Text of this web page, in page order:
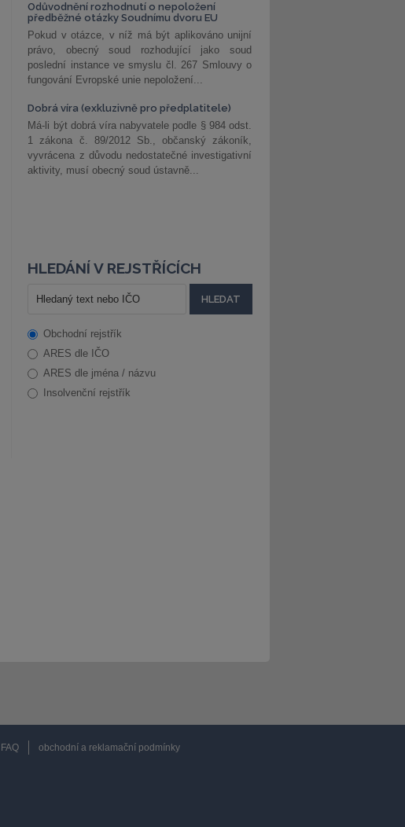
Odůvodnění rozhodnutí o nepoložení
předběžné otázky Soudnímu dvoru EU
Pokud v otázce, v níž má být aplikováno unijní
právo, obecný soud rozhodující jako soud
poslední instance ve smyslu čl. 267 Smlouvy o
fungování Evropské unie nepoložení...
Dobrá víra (exkluzivně pro předplatitele)
Má-li být dobrá víra nabyvatele podle § 984 odst.
1 zákona č. 89/2012 Sb., občanský zákoník,
vyvrácena z důvodu nedostatečné investigativní
aktivity, musí obecný soud ústavně...
HLEDÁNÍ V REJSTŘÍCÍCH
Obchodní rejstřík
ARES dle IČO
ARES dle jména / názvu
Insolvenční rejstřík
FAQ obchodní a reklamační podmínky